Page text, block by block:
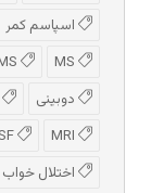
اسپاسم کمر
دوبینی
اختلال خواب